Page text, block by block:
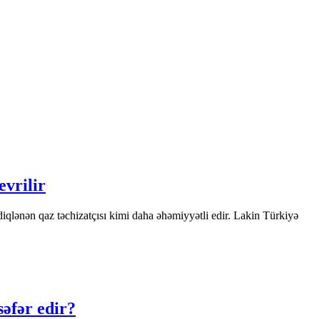
qaz təchizatçısı kimi daha əhəmiyyətli edir. Lakin Türkiyə
edir?